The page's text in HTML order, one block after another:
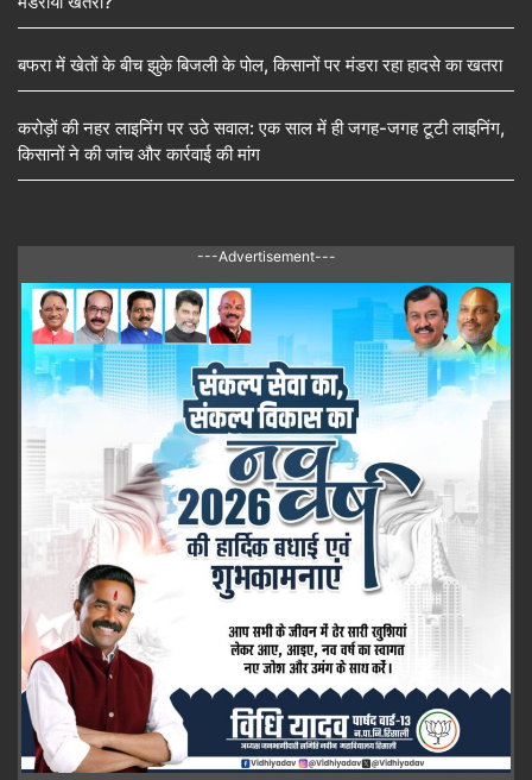
बफरा में खेतों के बीच झुके बिजली के पोल, किसानों पर मंडरा रहा हादसे का खतरा
करोड़ों की नहर लाइनिंग पर उठे सवाल: एक साल में ही जगह-जगह टूटी लाइनिंग,
किसानों ने की जांच और कार्रवाई की मांग
---Advertisement---